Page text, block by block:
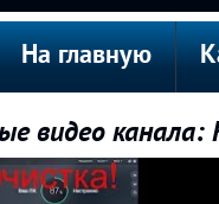
На главную
видео канала: